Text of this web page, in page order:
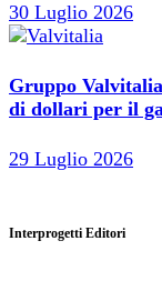
30 Luglio 2026
Gruppo
di dollari per il
29 Luglio 2026
Interprogetti Editori